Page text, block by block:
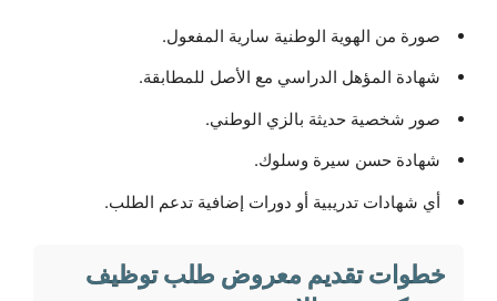
صورة من الهوية الوطنية سارية المفعول.
شهادة المؤهل الدراسي مع الأصل للمطابقة.
صور شخصية حديثة بالزي الوطني.
شهادة حسن سيرة وسلوك.
أي شهادات تدريبية أو دورات إضافية تدعم الطلب.
خطوات تقديم معروض طلب توظيف